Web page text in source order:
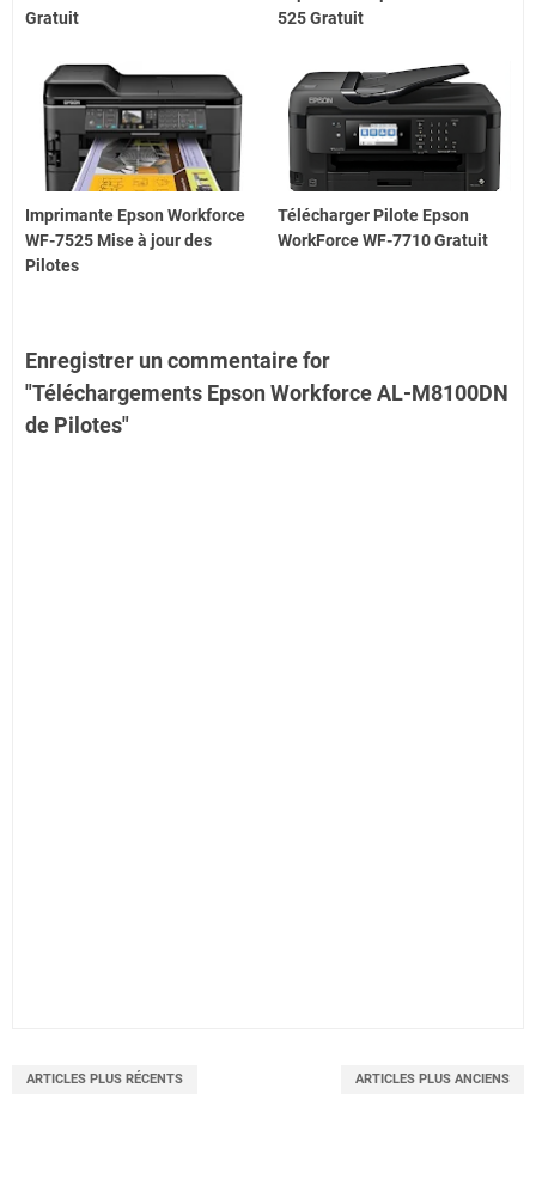
Gratuit
525 Gratuit
Imprimante Epson Workforce
WF-7525 Mise à jour des
Pilotes
Télécharger Pilote Epson
WorkForce WF-7710 Gratuit
Enregistrer un commentaire for
"Téléchargements Epson Workforce AL-M8100DN
de Pilotes"
ARTICLES PLUS RÉCENTS ARTICLES PLUS ANCIENS